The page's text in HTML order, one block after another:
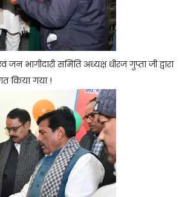
भागीदारी समिति अध्यक्ष धीरज गुप्ता जी द्वारा
किया गया !